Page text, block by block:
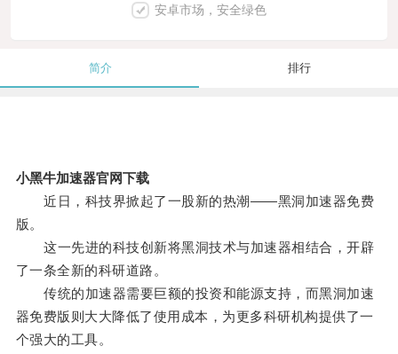
安卓市场，安全绿色
简介 排行
小黑牛加速器官网下载
近日，科技界掀起了一股新的热潮——黑洞加速器免费
版。
这一先进的科技创新将黑洞技术与加速器相结合，开辟
了一条全新的科研道路。
传统的加速器需要巨额的投资和能源支持，而黑洞加速
器免费版则大大降低了使用成本，为更多科研机构提供了一
个强大的工具。